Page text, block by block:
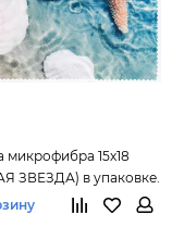
микрофибра 15х18
ЗВЕЗДА) в упаковке.